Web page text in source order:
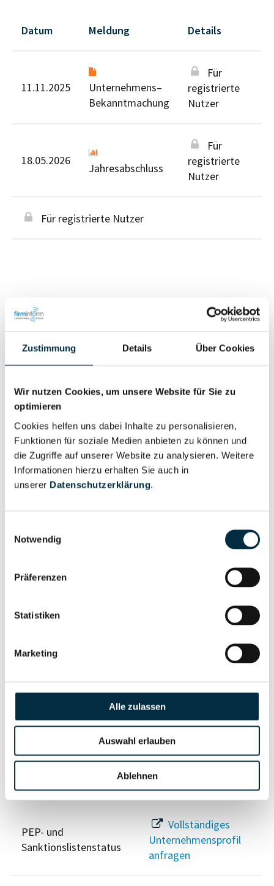
Zustimmung Details Über Cookies
Wir nutzen Cookies, um unsere Website für Sie zu
optimieren
Cookies helfen uns dabei Inhalte zu personalisieren,
Funktionen für soziale Medien anbieten zu können und
die Zugriffe auf unserer Website zu analysieren. Weitere
Informationen hierzu erhalten Sie auch in
unserer Datenschutzerklärung.
Notwendig
Präferenzen
Statistiken
Marketing
Alle zulassen
Auswahl erlauben
Ablehnen
Datum Meldung Details
11.11.2025
Unternehmens–
Bekanntmachung
Für
registrierte
Nutzer
18.05.2026
Jahresabschluss
Für
registrierte
Nutzer
Für registrierte Nutzer
Personen im Unternehmen
Geschäftsführer (2)
Wirtschaftlich
Berechtigter
Vollständiges
Unternehmensprofil
anfragen
Vollständiges
Unternehmensprofil
Vollständiges
Berechtigten Pfad
Vollständiges
Unternehmensprofil
anfragen
PEP- und
Sanktionslistenstatus
Vollständiges
Unternehmensprofil
anfragen